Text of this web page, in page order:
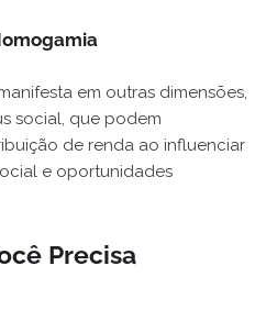
em outras dimensões,
social, que podem
de renda ao influenciar
e oportunidades
Precisa